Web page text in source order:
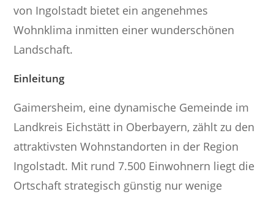
von Ingolstadt bietet ein angenehmes
Wohnklima inmitten einer wunderschönen
Landschaft.
Einleitung
Gaimersheim, eine dynamische Gemeinde im
Landkreis Eichstätt in Oberbayern, zählt zu den
attraktivsten Wohnstandorten in der Region
Ingolstadt. Mit rund 7.500 Einwohnern liegt die
Ortschaft strategisch günstig nur wenige